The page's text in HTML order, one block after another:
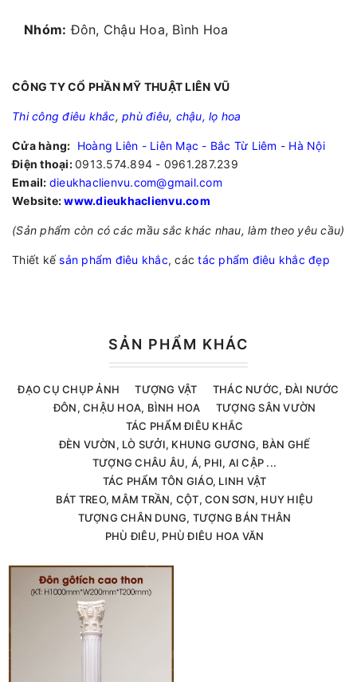
Nhóm: Đôn, Chậu Hoa, Bình Hoa
CÔNG TY CỔ PHẦN MỸ THUẬT LIÊN VŨ
Thi công điêu khắc, phù điêu, chậu, lọ hoa
Cửa hàng: Hoàng Liên - Liên Mạc - Bắc Từ Liêm - Hà Nội
Điện thoại:0913.574.894 - 0961.287.239
Email: dieukhaclienvu.com@gmail.com
Website:www.dieukhaclienvu.com
(Sản phẩm còn có các mầu sắc khác nhau, làm theo yêu cầu)
Thiết kếsản phẩm điêu khắc, cáctác phẩm điêu khắc đẹp
SẢN PHẨM KHÁC
ĐẠO CỤ CHỤP ẢNH TƯỢNG VẬT
THÁC NƯỚC, ĐÀI NƯỚC
ĐÔN, CHẬU HOA, BÌNH HOA
TƯỢNG SÂN VƯỜN
TÁC PHẨM ĐIÊU KHẮC
ĐÈN VƯỜN, LÒ SƯỞI, KHUNG GƯƠNG, BÀN GHẾ
TƯỢNG CHÂU ÂU, Á, PHI, AI CẬP ...
TÁC PHẨM TÔN GIÁO, LINH VẬT
BÁT TREO, MÂM TRẦN, CỘT, CON SƠN, HUY HIỆU
TƯỢNG CHÂN DUNG, TƯỢNG BÁN THÂN
PHÙ ĐIÊU, PHÙ ĐIÊU HOA VĂN